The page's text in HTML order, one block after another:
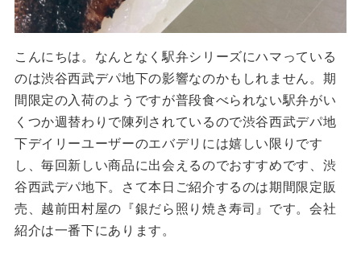
こんにちは。なんとなく駅弁シリーズにハマっている
のは渋谷西武デパ地下の影響なのかもしれません。期
間限定の入荷のようですが普段食べられない駅弁がい
くつか週替わりで陳列されているので渋谷西武デパ地
下デイリーユーザーのエバデリには嬉しい限りです
し、毎回新しい商品に出会えるのでおすすめです、渋
谷西武デパ地下。さて本日ご紹介するのは期間限定販
売、越前田村屋の『銀だら照り焼き寿司』です。会社
紹介は一番下にあります。